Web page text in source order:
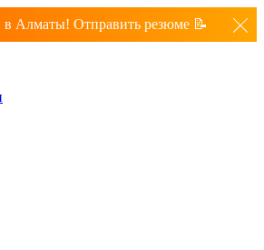
Алматы! Отправить резюме 📝